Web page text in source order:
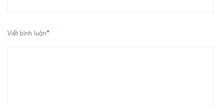
Viết bình luận*